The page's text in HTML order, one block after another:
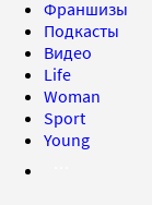
Франшизы
Подкасты
Видео
Life
Woman
Sport
Young